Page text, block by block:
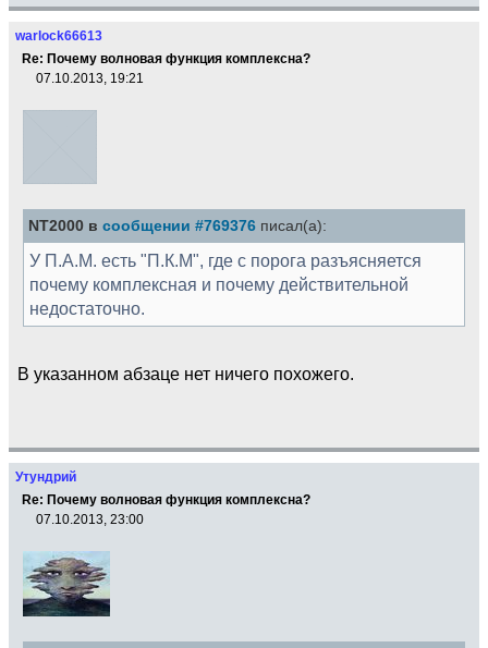
warlock66613
Re: Почему волновая функция комплексна?
07.10.2013, 19:21
NT2000 в сообщении #769376 писал(а):
У П.А.М. есть "П.К.М", где с порога разъясняется
почему комплексная и почему действительной
недостаточно.
В указанном абзаце нет ничего похожего.
Утундрий
Re: Почему волновая функция комплексна?
07.10.2013, 23:00